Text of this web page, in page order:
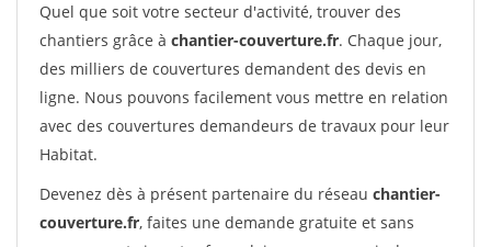
Quel que soit votre secteur d'activité, trouver des
chantiers grâce à chantier-couverture.fr. Chaque jour,
des milliers de couvertures demandent des devis en
ligne. Nous pouvons facilement vous mettre en relation
avec des couvertures demandeurs de travaux pour leur
Habitat.
Devenez dès à présent partenaire du réseau chantier-
couverture.fr, faites une demande gratuite et sans